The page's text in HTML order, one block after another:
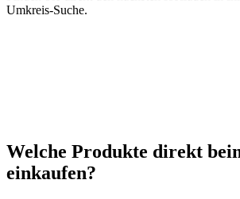
Umkreis-Suche.
Welche Produkte direkt
einkaufen?